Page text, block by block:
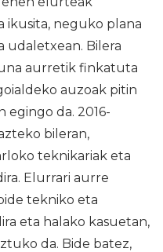
ikusita, neguko plana
udaletxean. Bilera
aurretik finkatuta
auzoak pitin
da. 2016-
bileran,
teknikariak eta
Elurrari aurre
tekniko eta
eta halako kasuetan,
da. Bide batez,